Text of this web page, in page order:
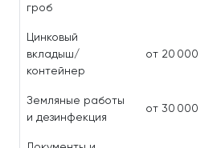
гроб
Цинковый
вкладыш/
контейнер
от 20 000
Земляные работы
и дезинфекция
от 30 000